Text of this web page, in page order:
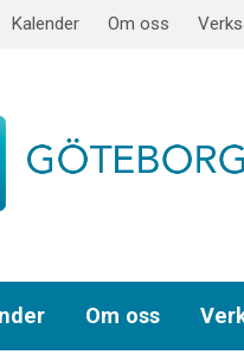
Kalender Om oss
Om oss